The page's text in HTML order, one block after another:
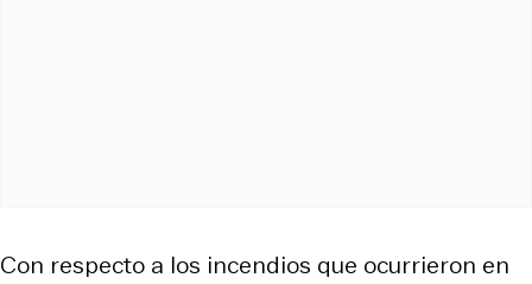
Con respecto a los incendios que ocurrieron en